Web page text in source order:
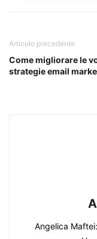
Articolo precedente
Come migliorare le
strategie email
Angelica